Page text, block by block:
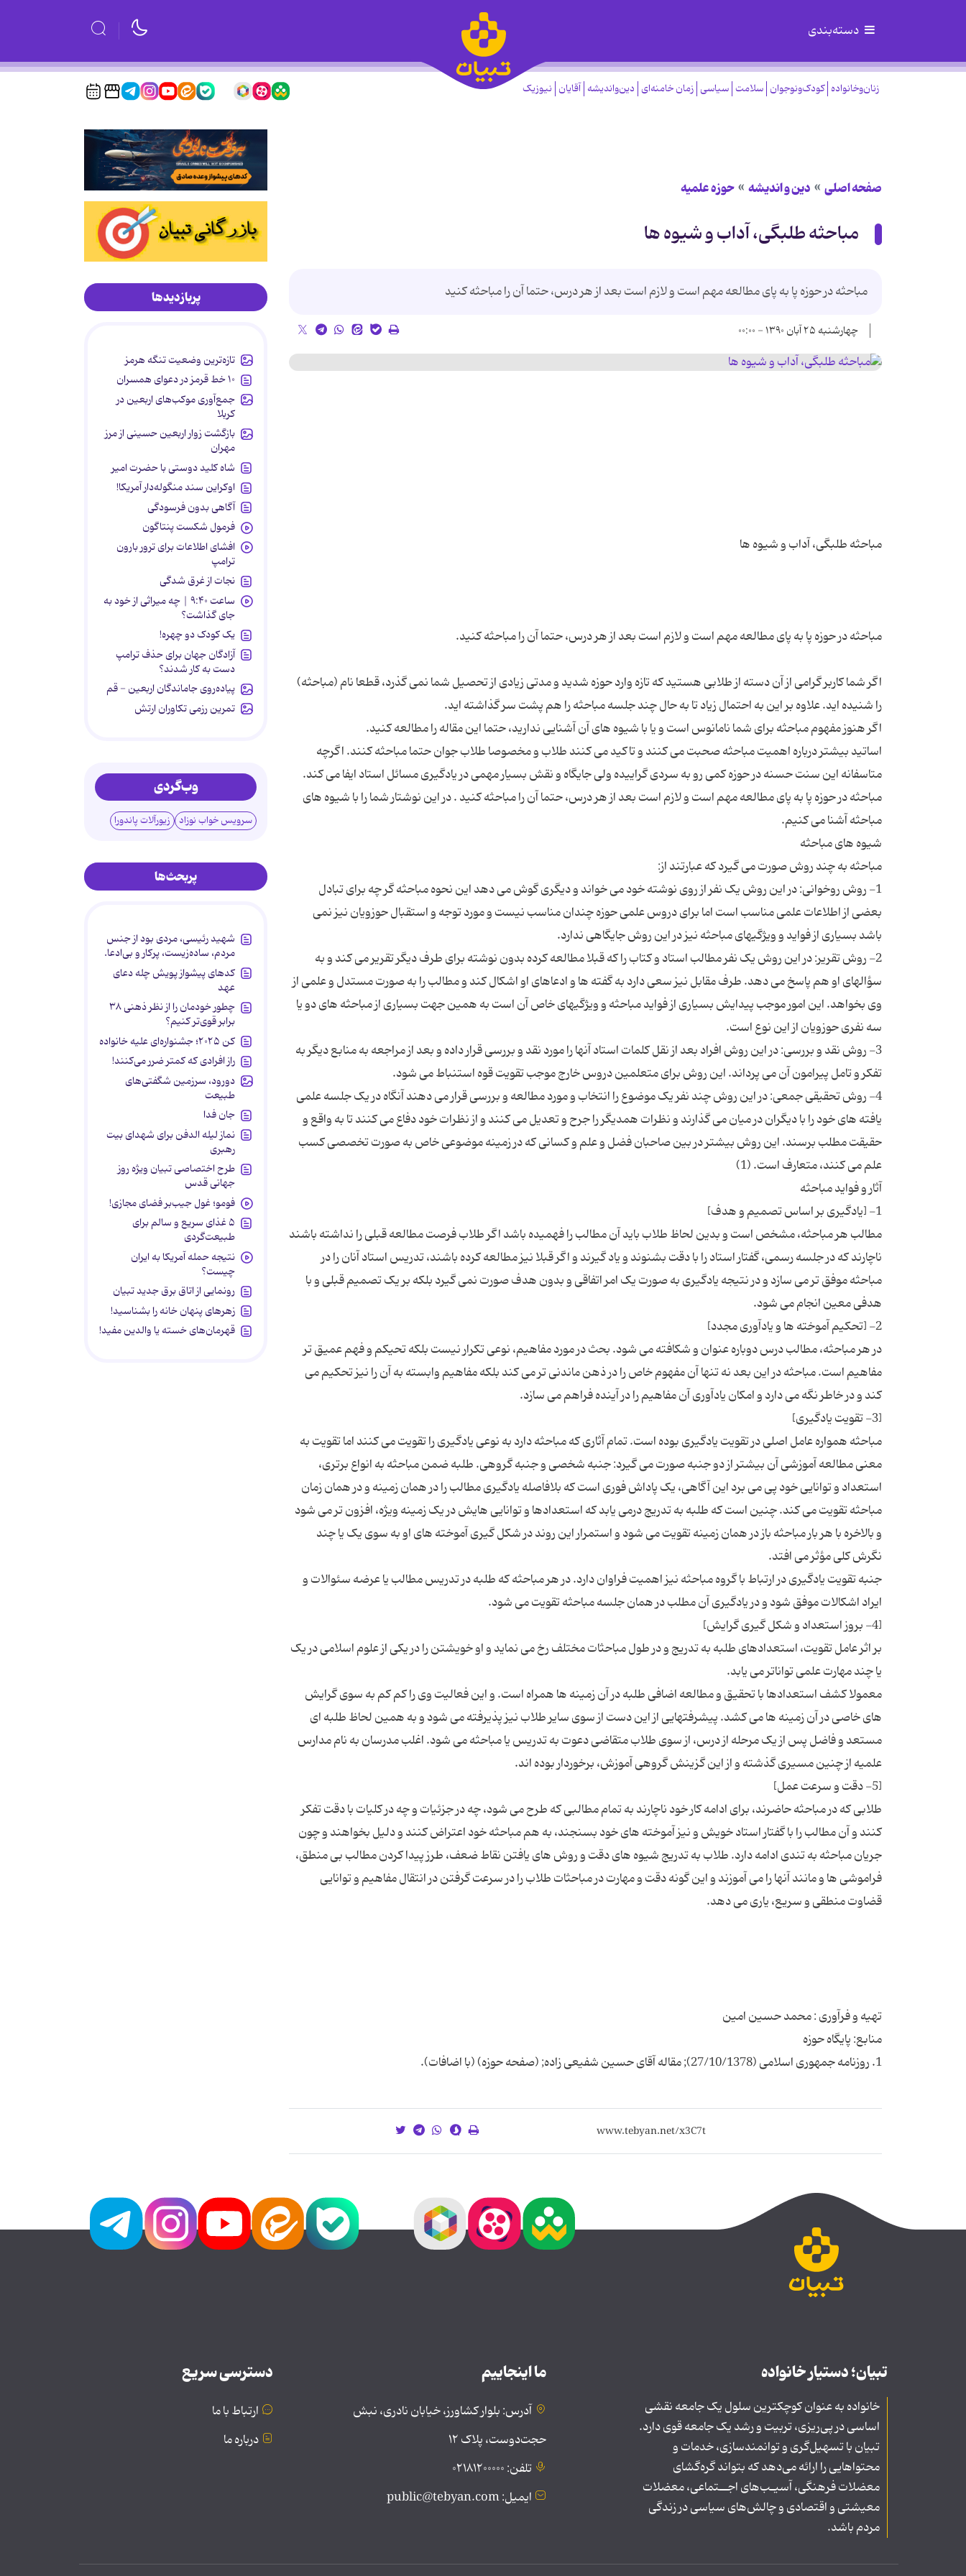
دسته‌بندی
زنان‌وخانواده کودک‌ونوجوان سلامت سیاسی زمان خامنه‌ای دین‌واندیشه آقایان نیوزیک
صفحه اصلی دین و اندیشه حوزه علمیه
مباحثه طلبگی، آداب و شیوه ها
مباحثه در حوزه پا به پای مطالعه مهم است و لازم است بعد از هر درس، حتما آن را مباحثه کنید
چهارشنبه ۲۵ آبان ۱۳۹۰ - ۰۰:۰۰
اگر شما کاربر گرامی از آن دسته از طلابی هستید که تازه وارد حوزه شدید و مدتی زیادی از تحصیل شما نمی گذرد، قطعا نام (مباحثه)
اساتید بیشتر درباره اهمیت مباحثه صحبت می کنند و تاکید می کنند طلاب و مخصوصا طلاب جوان حتما مباحثه کنند. اگرچه
مباحثه در حوزه پا به پای مطالعه مهم است و لازم است بعد از هر درس، حتما آن را مباحثه کنید . در این نوشتار شما را با شیوه های
1- روش روخوانی: در این روش یک نفر از روی نوشته خود می خواند و دیگری گوش می دهد این نحوه مباحثه گر چه برای تبادل
بعضی از اطلاعات علمی مناسب است اما برای دروس علمی حوزه چندان مناسب نیست و مورد توجه و استقبال حوزویان نیز نمی
2- روش تقریر: در این روش یک نفر مطالب استاد و کتاب را که قبلا مطالعه کرده بدون نوشته برای طرف دیگر تقریر می کند و به
سؤالهای او هم پاسخ می دهد. طرف مقابل نیز سعی دارد به گفته ها و ادعاهای او اشکال کند و مطالب را به صورت مستدل و علمی از
وی بخواهد. این امور موجب پیدایش بسیاری از فواید مباحثه و ویژگیهای خاص آن است به همین جهت بسیاری از مباحثه های دو یا
3- روش نقد و بررسی: در این روش افراد بعد از نقل کلمات استاد آنها را مورد نقد و بررسی قرار داده و بعد از مراجعه به منابع دیگر به
4- روش تحقیقی جمعی: در این روش چند نفر یک موضوع را انتخاب و مورد مطالعه و بررسی قرار می دهند آنگاه در یک جلسه علمی
یافته های خود را با دیگران در میان می گذارند و نظرات همدیگر را جرح و تعدیل می کنند و از نظرات خود دفاع می کنند تا به واقع و
حقیقت مطلب برسند. این روش بیشتر در بین صاحبان فضل و علم و کسانی که در زمینه موضوعی خاص به صورت تخصصی کسب
مطالب هر مباحثه، مشخص است و بدین لحاظ طلاب باید آن مطالب را فهمیده باشد اگر طلاب فرصت مطالعه قبلی را نداشته باشند
ناچارند که در جلسه رسمی، گفتار استاد را با دقت بشنوند و یاد گیرند و اگر قبلا نیز مطالعه کرده باشند، تدریس استاد آنان را در
مباحثه موفق تر می سازد و در نتیجه یادگیری به صورت یک امر اتفاقی و بدون هدف صورت نمی گیرد بلکه بر یک تصمیم قبلی و با
در هر مباحثه، مطالب درس دوباره عنوان و شکافته می شود. بحث در مورد مفاهیم، نوعی تکرار نیست بلکه تحیکم و فهم عمیق تر
مفاهیم است. مباحثه در این بعد نه تنها آن مفهوم خاص را در ذهن ماندنی تر می کند بلکه مفاهیم وابسته به آن را نیز تحکیم می
مباحثه همواره عامل اصلی در تقویت یادگیری بوده است. تمام آثاری که مباحثه دارد به نوعی یادگیری را تقویت می کنند اما تقویت به
معنی مطالعه آموزشی آن بیشتر از دو جنبه صورت می گیرد: جنبه شخصی و جنبه گروهی. طلبه ضمن مباحثه به انواع برتری،
استعداد و توانایی خود پی می برد این آگاهی، یک پاداش فوری است که بلافاصله یادگیری مطالب را در همان زمینه و در همان زمان
مباحثه تقویت می کند. چنین است که طلبه به تدریج درمی یابد که استعدادها و توانایی هایش در یک زمینه ویژه، افزون تر می شود
و بالاخره با هر بار مباحثه باز در همان زمینه تقویت می شود و استمرار این روند در شکل گیری آموخته های او به سوی یک یا چند
جنبه تقویت یادگیری در ارتباط با گروه مباحثه نیز اهمیت فراوان دارد. در هر مباحثه که طلبه در تدریس مطالب یا عرضه سئوالات و
بر اثر عامل تقویت، استعدادهای طلبه به تدریج و در طول مباحثات مختلف رخ می نماید و او خویشتن را در یکی از علوم اسلامی در یک
معمولا کشف استعدادها با تحقیق و مطالعه اضافی طلبه در آن زمینه ها همراه است. و این فعالیت وی را کم کم به سوی گرایش
های خاصی در آن زمینه ها می کشد. پیشرفتهایی از این دست از سوی سایر طلاب نیز پذیرفته می شود و به همین لحاظ طلبه ای
مستعد و فاضل پس از یک مرحله از درس، از سوی طلاب متقاضی دعوت به تدریس یا مباحثه می شود. اغلب مدرسان به نام مدارس
طلابی که در مباحثه حاضرند، برای ادامه کار خود ناچارند به تمام مطالبی که طرح می شود، چه در جزئیات و چه در کلیات با دقت تفکر
کنند و آن مطالب را با گفتار استاد خویش و نیز آموخته های خود بسنجند، به هم مباحثه خود اعتراض کنند و دلیل بخواهند و چون
جریان مباحثه به تندی ادامه دارد. طلاب به تدریج شیوه های دقت و روش های یافتن نقاط ضعف، طرز پیدا کردن مطالب بی منطق،
فراموشی ها و مانند آنها را می آموزند و این گونه دقت و مهارت در مباحثات طلاب را در سرعت گرفتن در انتقال مفاهیم و توانایی
1. روزنامه جمهوری اسلامی (27/10/1378); مقاله آقای حسین شفیعی زاده; (صفحه حوزه) (با اضافات).
پربازدیدها
تازه‌ترین وضعیت تنگه هرمز
۱۰ خط قرمز در دعوای همسران
جمع‌آوری موکب‌های اربعین در
کربلا
بازگشت زوار اربعین حسینی از مرز
مهران
شاه کلید دوستی با حضرت امیر
اوکراین سند منگوله‌دار آمریکا!
آگاهی بدون فرسودگی
فرمول شکست پنتاگون
افشای اطلاعات برای ترور بارون
ترامپ
نجات از غرق شدگی
ساعت ۹:۴۰ | چه میراثی از خود به
جای گذاشت؟
یک کودک دو چهره!
آزادگان جهان برای حذف ترامپ
دست به کار شدند؟
پیاده‌روی جاماندگان اربعین - قم
تمرین رزمی تکاوران ارتش
وب‌گردی
سرویس خواب نوزاد زیورآلات پاندورا
پربحث‌ها
شهید رئیسی، مردی بود از جنس
مردم، ساده‌زیست، پرکار و بی‌ادعا.
کدهای پیشواز پویش چله دعای
عهد
چطور خودمان را از نظر ذهنی ۳۸
برابر قوی‌تر کنیم؟
کن ۲۰۲۵؛ جشنواره‌ای علیه خانواده
راز افرادی که کمتر ضرر می‌کنند!
دورود، سرزمین شگفتی‌های
طبیعت
جان فدا
نماز لیله الدفن برای شهدای بیت
رهبری
طرح اختصاصی تبیان ویژه روز
جهانی قدس
فومو؛ غول جیب‌بر فضای مجازی!
۵ غذای سریع و سالم برای
طبیعت‌گردی
نتیجه حمله آمریکا به ایران
چیست؟
رونمایی از اتاق برق جدید تبیان
زهرهای پنهان خانه را بشناسید!
قهرمان‌های خسته یا والدین مفید!
تبیان؛ دستیار خانواده
خانواده به عنوان کوچکترین سلول یک جامعه نقشی
اساسی در پی‌ریزی، تربیت و رشد یک جامعه قوی دارد.
تبیان با تسهیل‌گری و توانمندسازی، خدمات و
محتواهایی را ارائه می‌دهد که بتواند گره‌گشای
معضلات فرهنگی، آسیـب‌های اجــتماعی، معضلات
معیشتی و اقتصادی و چالش‌های سیاسی در زندگی
مردم باشد.
ما اینجاییم
آدرس: بلوار کشاورز، خیابان نادری، نبش
حجت‌دوست، پلاک ۱۲
تلفن: ۰۲۱۸۱۲۰۰۰۰۰
ایمیل: public@tebyan.com
دسترسی سریع
ارتباط با ما
درباره ما